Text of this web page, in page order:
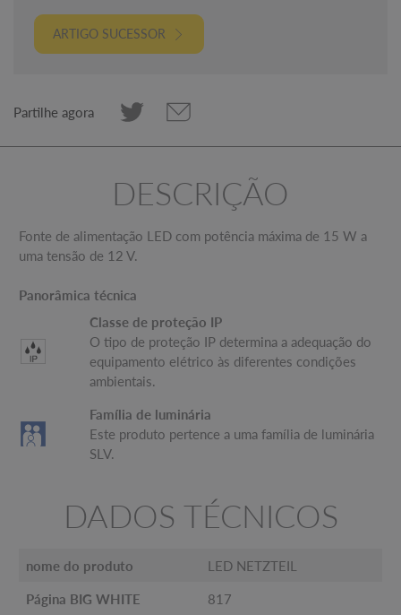
ARTIGO SUCESSOR
Partilhe agora
DESCRIÇÃO
Fonte de alimentação LED com potência máxima de 15 W a
uma tensão de 12 V.
Panorâmica técnica
Classe de proteção IP
O tipo de proteção IP determina a adequação do
equipamento elétrico às diferentes condições
ambientais.
Família de luminária
Este produto pertence a uma família de luminária
SLV.
DADOS TÉCNICOS
nome do produto LED NETZTEIL
Página BIG WHITE 817